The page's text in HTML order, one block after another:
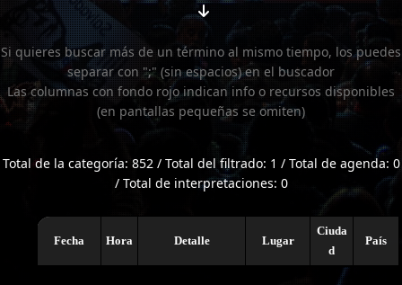
Si quieres buscar más de un término al mismo tiempo, los puedes
separar con ";" (sin espacios) en el buscador
Las columnas con fondo rojo indican info o recursos disponibles
(en pantallas pequeñas se omiten)
Total de la categoría: 852 / Total del filtrado: 1 / Total de agenda: 0
/ Total de interpretaciones: 0
Fecha Hora Detalle Lugar
Ciuda
d
País